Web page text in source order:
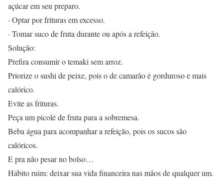
açúcar em seu preparo.
· Optar por frituras em excesso.
· Tomar suco de fruta durante ou após a refeição.
Solução:
Prefira consumir o temaki sem arroz.
Priorize o sushi de peixe, pois o de camarão é gorduroso e mais
calórico.
Evite as frituras.
Peça um picolé de fruta para a sobremesa.
Beba água para acompanhar a refeição, pois os sucos são
calóricos.
E pra não pesar no bolso…
Hábito ruim: deixar sua vida financeira nas mãos de qualquer um.